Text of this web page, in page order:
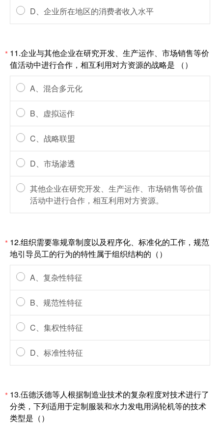
D、企业所在地区的消费者收入水平
* 11.企业与其他企业在研究开发、生产运作、市场销售等价
值活动中进行合作，相互利用对方资源的战略是 （）
A、混合多元化
B、虚拟运作
C、战略联盟
D、市场渗透
其他企业在研究开发、生产运作、市场销售等价值
活动中进行合作，相互利用对方资源。
* 12.组织需要靠规章制度以及程序化、标准化的工作，规范
地引导员工的行为的特性属于组织结构的（）
A、复杂性特征
B、规范性特征
C、集权性特征
D、标准性特征
* 13.伍德沃德等人根据制造业技术的复杂程度对技术进行了
分类，下列适用于定制服装和水力发电用涡轮机等的技术
类型是（）